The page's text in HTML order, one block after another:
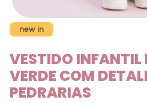
new in
VESTIDO INFANTIL
VERDE COM
PEDRARIAS